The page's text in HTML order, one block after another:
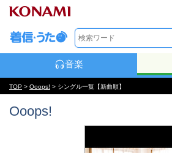
音楽
TOP > Ooops! > シングル一覧【新曲順】
Ooops!